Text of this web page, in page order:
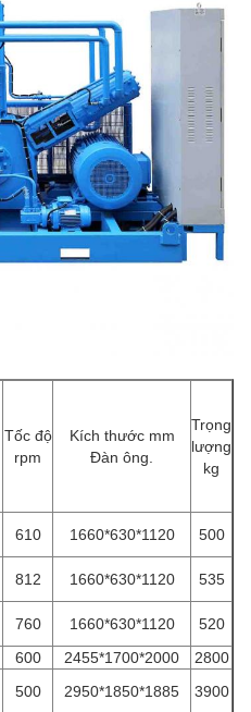
Tốc độ
rpm
Kích thước mm
Đàn ông.
Trọng
lượng
kg
610 1660*630*1120
500
812 1660*630*1120
535
760 1660*630*1120
520
600 2455*1700*2000
2800
500 2950*1850*1885
3900